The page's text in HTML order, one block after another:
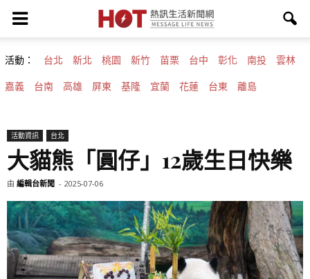
活動： 台北 新北 桃園 新竹 苗栗 台中 彰化 南投 雲林
嘉義 台南 高雄 屏東 基隆 宜蘭 花蓮 台東 離島
活動資訊 台北
大貓熊「圓仔」12歲生日快樂
由 編輯台新聞 - 2025-07-06